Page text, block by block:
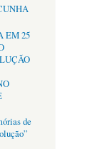
EM 25
de